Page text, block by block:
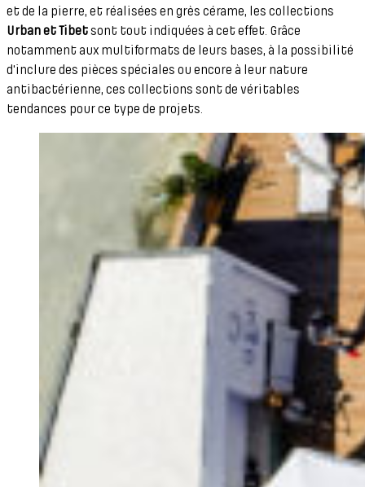
et de la pierre, et réalisées en grès cérame, les collections
Urban et Tibetsont tout indiquées à cet effet. Grâce
notamment aux multiformats de leurs bases, à la possibilité
d'inclure des pièces spéciales ou encore à leur nature
antibactérienne, ces collections sont de véritables
tendances pour ce type de projets.